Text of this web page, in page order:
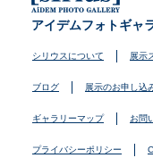
アイデムフォトギャ
シリウスについて 展示
ブログ 展示のお申し込
ギャラリーマップ お問
プライバシーポリシー